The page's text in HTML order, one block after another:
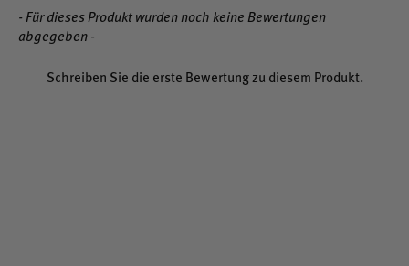
sicherzustellen. Die Verpackungseinheit von 300 g bietet
Gebrauch.
- Für dieses Produkt wurden noch keine Bewertungen
abgegeben -
Schreiben Sie die erste Bewertung zu diesem Produkt.